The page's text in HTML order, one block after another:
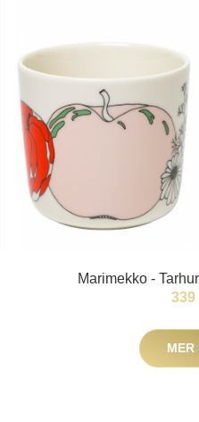
Marimekko -
339
MER